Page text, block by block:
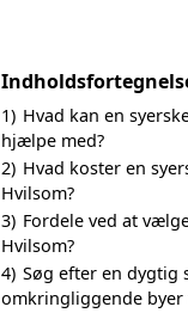
1) Hvad kan en
hjælpe med?
2) Hvad koster en
Hvilsom?
3) Fordele ved at
Hvilsom?
4) Søg efter en dygtig
omkringliggende byer